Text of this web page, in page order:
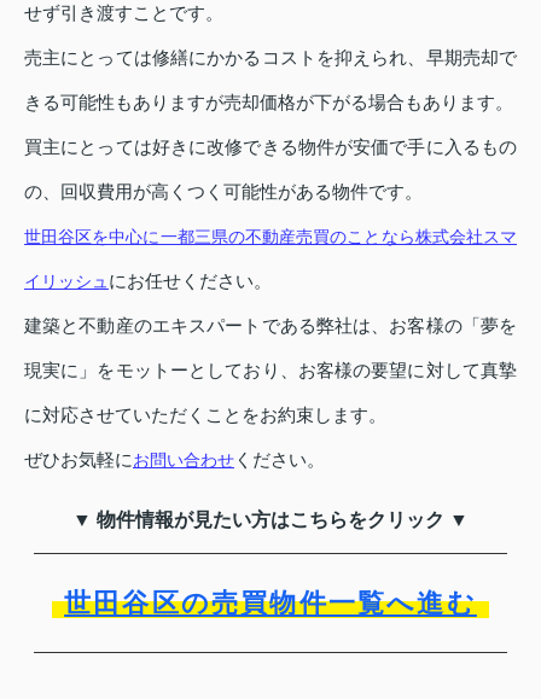
せず引き渡すことです。
売主にとっては修繕にかかるコストを抑えられ、早期売却で
きる可能性もありますが売却価格が下がる場合もあります。
買主にとっては好きに改修できる物件が安価で手に入るもの
の、回収費用が高くつく可能性がある物件です。
世田谷区を中心に一都三県の不動産売買のことなら株式会社スマ
イリッシュ にお任せください。
建築と不動産のエキスパートである弊社は、お客様の「夢を
現実に」をモットーとしており、お客様の要望に対して真摯
に対応させていただくことをお約束します。
ぜひお気軽にお問い合わせ ください。
▼ 物件情報が見たい方はこちらをクリック ▼
世田谷区の売買物件一覧へ進む